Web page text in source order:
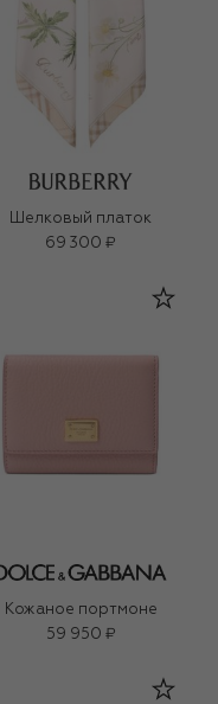
Шелковый платок
69 300 ₽
Кожаное портмоне
59 950 ₽